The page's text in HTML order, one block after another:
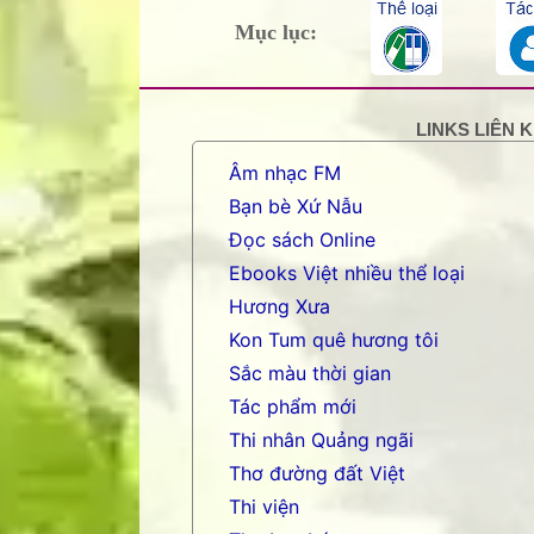
Mục lục:
LINKS LIÊN
Âm nhạc FM
Bạn bè Xứ Nẫu
Đọc sách Online
Ebooks Việt nhiều thể loại
Hương Xưa
Kon Tum quê hương tôi
Sắc màu thời gian
Tác phẩm mới
Thi nhân Quảng ngãi
Thơ đường đất Việt
Thi viện